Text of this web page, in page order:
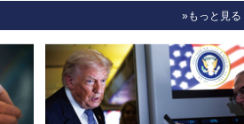
»もっと見る